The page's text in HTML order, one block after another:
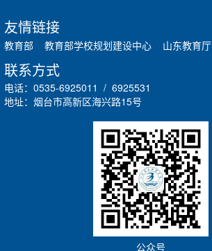
友情链接
教育部 教育部学校规划建设中心 山东教育厅
联系方式
电话：0535-6925011 / 6925531
地址：烟台市高新区海兴路15号
公众号